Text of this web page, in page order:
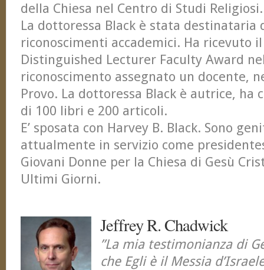
della Chiesa nel Centro di Studi Religiosi.
La dottoressa Black è stata destinataria
riconoscimenti accademici. Ha ricevuto
Distinguished Lecturer Faculty Award
riconoscimento assegnato un docente,
Provo. La dottoressa Black è autrice, ha
di 100 libri e 200 articoli.
E’ sposata con Harvey B. Black. Sono
attualmente in servizio come
Giovani Donne per la Chiesa di Gesù
Ultimi Giorni.
Jeffrey R. Chadwick
”La mia testimonianza di
che Egli è il Messia